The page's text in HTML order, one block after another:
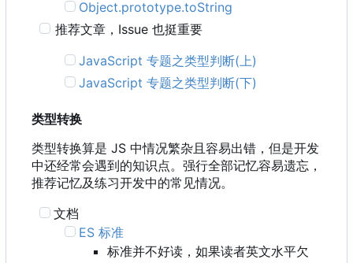
Object.prototype.toString
推荐文章 ， Issue 也挺重要
JavaScript 专题之类型判断(上)
JavaScript 专题之类型判断(下)
类型转换
类型转换算是 JS 中情况繁杂且容易出错，但是开发
中还经常会遇到的知识点。强行全部记忆容易遗忘，
推荐记忆及练习开发中的常见情况。
文档
ES 标准
标准并不好读，如果读者英文水平欠